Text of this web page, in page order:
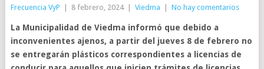
Frecuencia VyP 8 febrero, 2024 Viedma No hay comentarios
La Municipalidad de Viedma informó que debido a
inconvenientes ajenos, a partir del jueves 8 de febrero no
se entregarán plásticos correspondientes a licencias de